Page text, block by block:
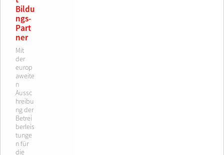
Bildu
ngs-
Part
ner
Mit
der
europ
aweite
n
Aussc
hreibu
ng der
Betrei
berleis
tunge
n für
die